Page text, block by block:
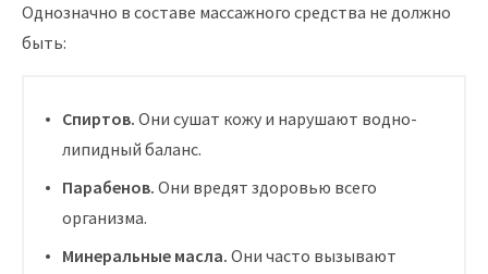
Однозначно в составе массажного средства не должно
быть:
Спиртов. Они сушат кожу и нарушают водно-
липидный баланс.
Парабенов. Они вредят здоровью всего
организма.
Минеральные масла. Они часто вызывают